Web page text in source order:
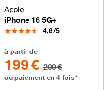
non sélectionnables
Apple
iPhone 16 5G+
Note
4,6/5
199 euros au lieu de 299 euros
à partir de
199 € 299 €
ou paiement en 4 fois*